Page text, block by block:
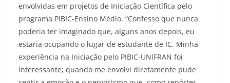
envolvidas em projetos de Iniciação Científica pelo
programa PIBIC-Ensino Médio. “Confesso que nunca
poderia ter imaginado que, alguns anos depois, eu
estaria ocupando o lugar de estudante de IC. Minha
experiência na Iniciação pelo PIBIC-UNIFRAN foi
interessante; quando me envolvi diretamente pude